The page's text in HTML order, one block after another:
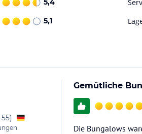
5,4
5,1
55)
Gemütliche
Die Bungalows